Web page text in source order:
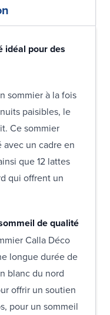
idéal pour des
sommier à la fois
paisibles, le
Ce sommier
un cadre en
que 12 lattes
qui offrent un
de qualité
Calla Déco
longue durée de
blanc du nord
offrir un soutien
pour un sommeil